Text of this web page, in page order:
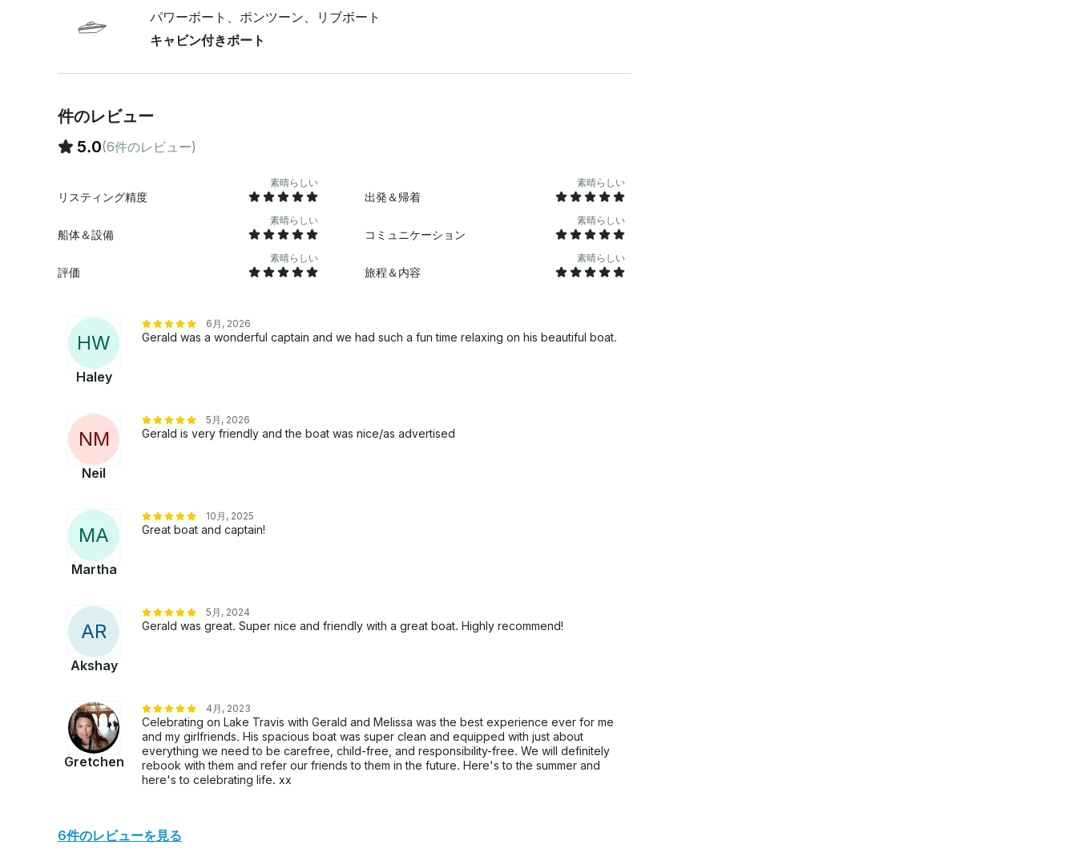
パワーボート、ポンツーン、リブボート
キャビン付きボート
件のレビュー
5.0(6件のレビュー)
リスティング精度
素晴らしい
出発＆帰着
素晴らしい
船体＆設備
素晴らしい
コミュニケーション
素晴らしい
評価
素晴らしい
旅程＆内容
素晴らしい
HW
Haley
6月, 2026
Gerald was a wonderful captain and we had such a fun time relaxing on his beautiful boat.
NM
Neil
5月, 2026
Gerald is very friendly and the boat was nice/as advertised
MA
Martha
10月, 2025
Great boat and captain!
AR
Akshay
5月, 2024
Gerald was great. Super nice and friendly with a great boat. Highly recommend!
Gretchen
4月, 2023
Celebrating on Lake Travis with Gerald and Melissa was the best experience ever for me
and my girlfriends. His spacious boat was super clean and equipped with just about
everything we need to be carefree, child-free, and responsibility-free. We will definitely
rebook with them and refer our friends to them in the future. Here's to the summer and
here's to celebrating life. xx
6件のレビューを見る